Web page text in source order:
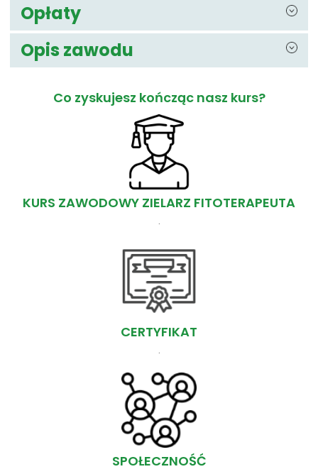
Opłaty
Opis zawodu
Co zyskujesz kończąc nasz kurs?
KURS ZAWODOWY ZIELARZ FITOTERAPEUTA
CERTYFIKAT
SPOŁECZNOŚĆ